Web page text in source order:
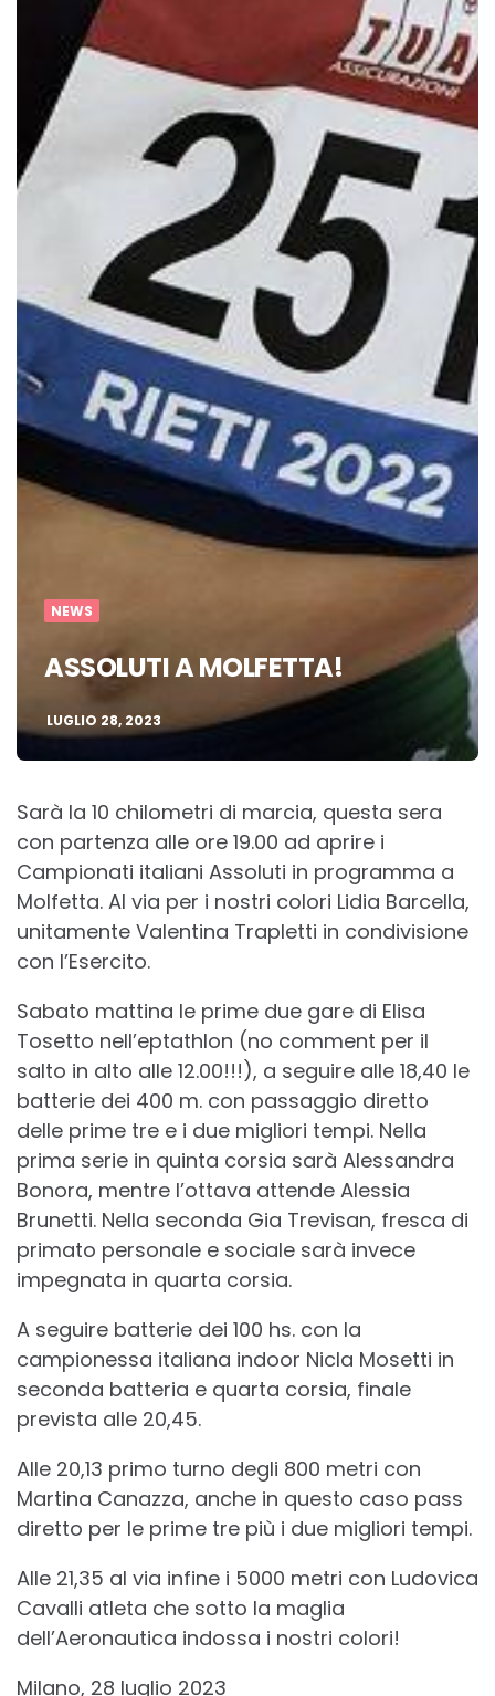
NEWS
ASSOLUTI A MOLFETTA!
LUGLIO 28, 2023
Sarà la 10 chilometri di marcia, questa sera
con partenza alle ore 19.00 ad aprire i
Campionati italiani Assoluti in programma a
Molfetta. Al via per i nostri colori Lidia Barcella,
unitamente Valentina Trapletti in condivisione
con l’Esercito.
Sabato mattina le prime due gare di Elisa
Tosetto nell’eptathlon (no comment per il
salto in alto alle 12.00!!!), a seguire alle 18,40 le
batterie dei 400 m. con passaggio diretto
delle prime tre e i due migliori tempi. Nella
prima serie in quinta corsia sarà Alessandra
Bonora, mentre l’ottava attende Alessia
Brunetti. Nella seconda Gia Trevisan, fresca di
primato personale e sociale sarà invece
impegnata in quarta corsia.
A seguire batterie dei 100 hs. con la
campionessa italiana indoor Nicla Mosetti in
seconda batteria e quarta corsia, finale
prevista alle 20,45.
Alle 20,13 primo turno degli 800 metri con
Martina Canazza, anche in questo caso pass
diretto per le prime tre più i due migliori tempi.
Alle 21,35 al via infine i 5000 metri con Ludovica
Cavalli atleta che sotto la maglia
dell’Aeronautica indossa i nostri colori!
Milano, 28 luglio 2023